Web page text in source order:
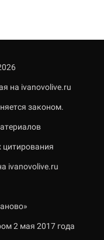
на ivanovolive.ru
законом.
цитирования
ivanovolive.ru
2 мая 2017 года